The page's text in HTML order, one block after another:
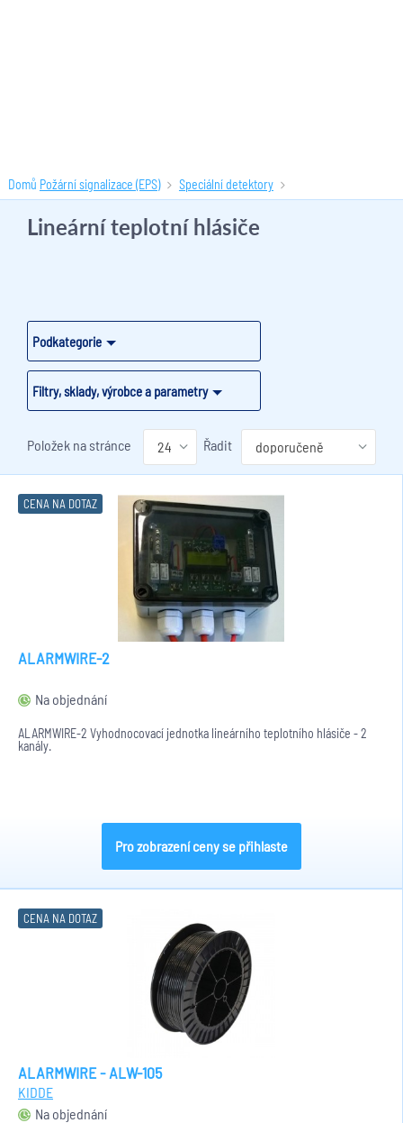
Domů Požární signalizace (EPS) Speciální detektory
Lineární teplotní hlásiče (44 produktů)
Podkategorie
Filtry, sklady, výrobce a parametry
Lineární teplotní hlásiče
Položek na stránce Řadit
CENA NA DOTAZ
ALARMWIRE-2
Na objednání
ALARMWIRE-2 Vyhodnocovací jednotka lineárního teplotního hlásiče - 2
kanály.
Pro zobrazení ceny se přihlaste
CENA NA DOTAZ
ALARMWIRE - ALW-105
KIDDE
Na objednání